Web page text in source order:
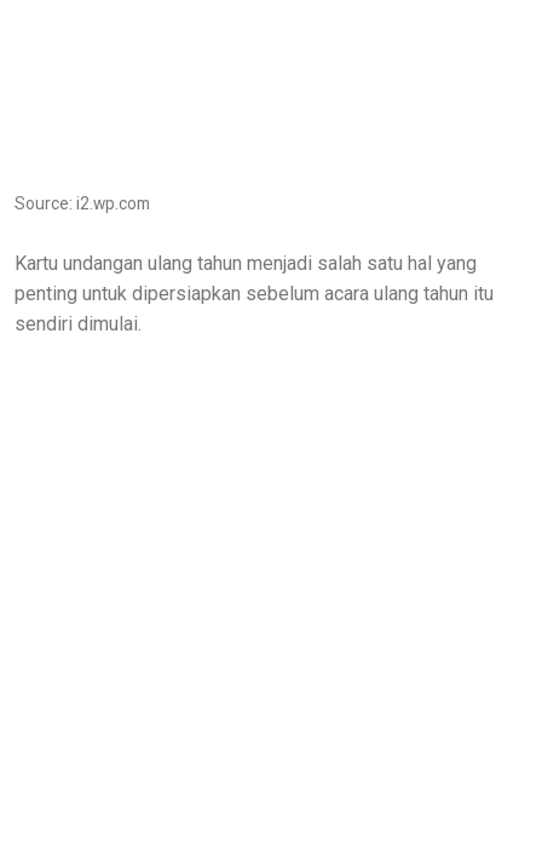
Source: i2.wp.com
Kartu undangan ulang tahun menjadi salah satu hal yang
penting untuk dipersiapkan sebelum acara ulang tahun itu
sendiri dimulai.